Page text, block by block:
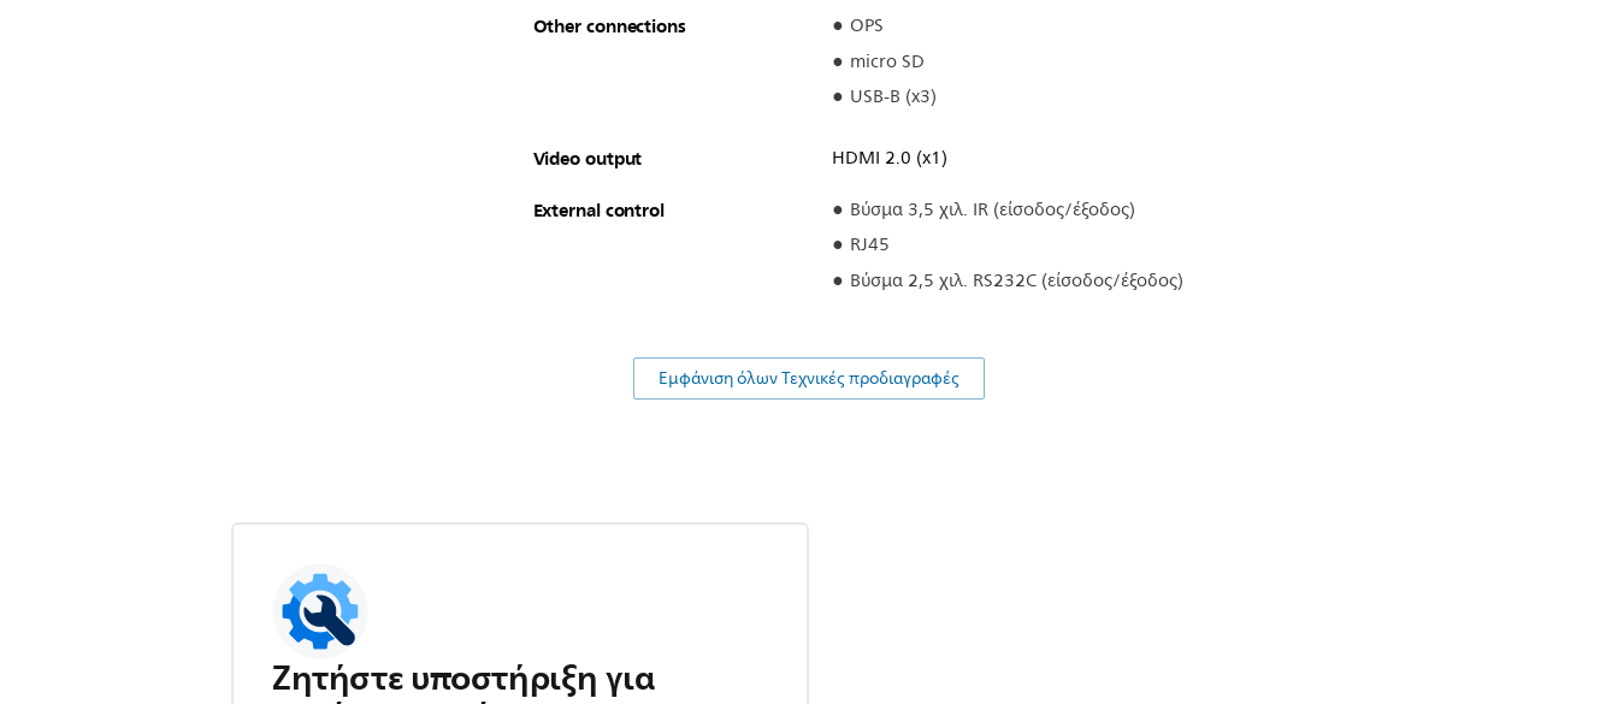
Other connections
OPS
micro SD
USB-B (x3)
Video output HDMI 2.0 (x1)
External control
Βύσμα 3,5 χιλ. IR (είσοδος/έξοδος)
RJ45
Βύσμα 2,5 χιλ. RS232C (είσοδος/έξοδος)
Εμφάνιση όλων Τεχνικές προδιαγραφές
Ζητήστε υποστήριξη για